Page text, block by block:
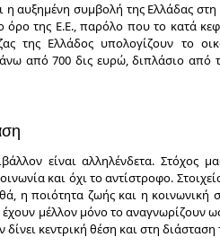
αυξημένη συμβολή της Ελλάδας στη
της Ε.Ε., παρόλο που το κατά
της Ελλάδος υπολογίζουν το
από 700 δις ευρώ, διπλάσιο από
είναι αλληλένδετα. Στόχος
και όχι το αντίστροφο.
η ποιότητα ζωής και η κοινωνική
μέλλον μόνο το αναγνωρίζουν
κεντρική θέση και στη διάσταση